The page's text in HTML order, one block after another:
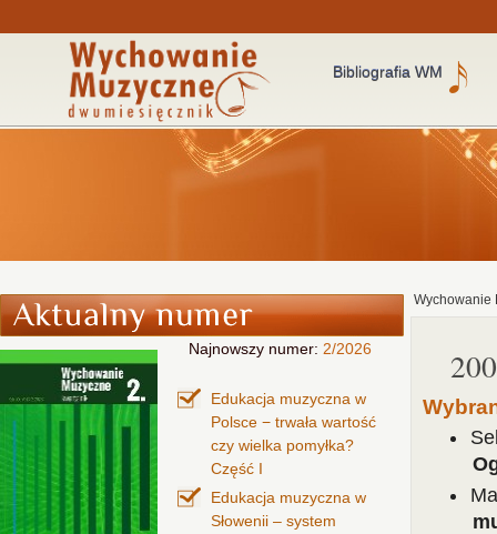
Bibliografia WM
Najnowszy numer: 2/2026
Edukacja muzyczna w
Polsce − trwała wartość
czy wielka pomyłka?
Część I
Edukacja muzyczna w
Słowenii – system
Wychowanie